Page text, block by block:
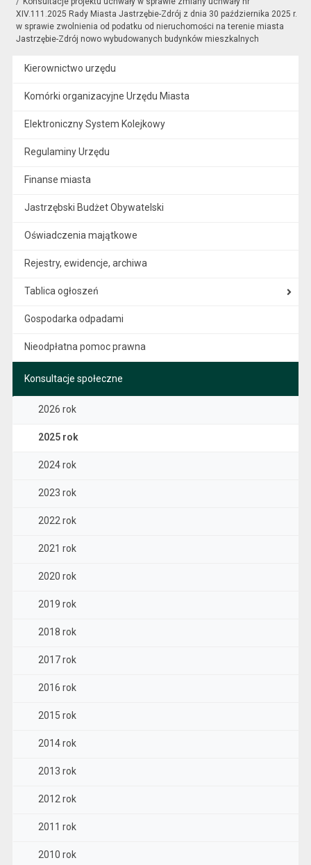
XIV.111.2025 Rady Miasta Jastrzębie-Zdrój z dnia 30 października 2025 r.
w sprawie zwolnienia od podatku od nieruchomości na terenie miasta
Jastrzębie-Zdrój nowo wybudowanych budynków mieszkalnych
Kierownictwo urzędu
Komórki organizacyjne Urzędu Miasta
Elektroniczny System Kolejkowy
Regulaminy Urzędu
Finanse miasta
Jastrzębski Budżet Obywatelski
Oświadczenia majątkowe
Rejestry, ewidencje, archiwa
Tablica ogłoszeń
Gospodarka odpadami
Nieodpłatna pomoc prawna
Konsultacje społeczne
2026 rok
2025 rok
2024 rok
2023 rok
2022 rok
2021 rok
2020 rok
2019 rok
2018 rok
2017 rok
2016 rok
2015 rok
2014 rok
2013 rok
2012 rok
2011 rok
2010 rok